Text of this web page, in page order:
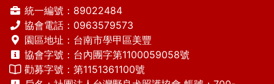
統一編號：89022484
協會電話： 0963579573
園區地址：台南市學甲區美豐
協會字號：台內團字第1100059058號
勸募字號：第1151361100號